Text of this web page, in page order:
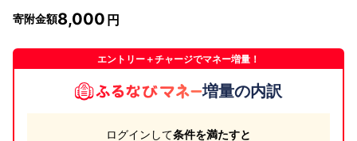
寄附金額8,000
エントリー＋チャージでマネー増量！
増量の内訳
ログインして条件を満たすと